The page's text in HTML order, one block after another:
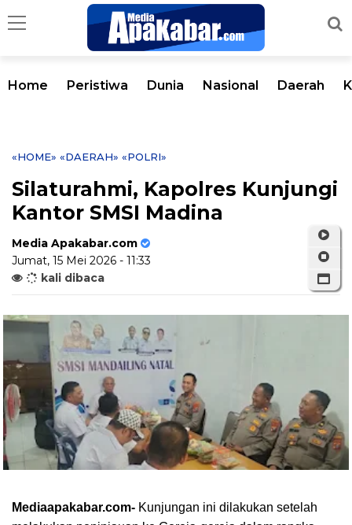
Home Peristiwa Dunia Nasional Daerah
«HOME» «DAERAH» «POLRI»
Silaturahmi, Kapolres Kunjungi
Kantor SMSI Madina
Media Apakabar.com
Jumat, 15 Mei 2026 - 11:33
kali dibaca
Mediaapakabar.com- Kunjungan ini dilakukan setelah